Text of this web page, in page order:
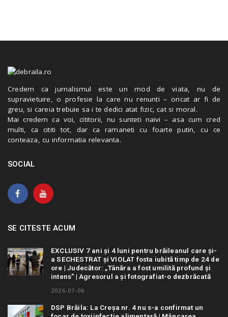
Credem ca jurnalismul este un mod de viata, nu de
supravietuire, o profesie la care nu renunti – oricat ar fi de
greu, si careia trebuie sa i te dedici atat fizic, cat si moral.
Mai credem ca voi, cititorii, nu sunteti naivi – asa cum cred
multi, ca cititi tot, dar ca ramaneti cu foarte putin, cu ce
conteaza, cu informatia relevanta.
SOCIAL
SE CITESTE ACUM
EXCLUSIV 7 ani și 4 luni pentru brăileanul care și-
a SECHESTRAT și VIOLAT fosta iubită timp de 24 de
ore | Judecător: „Tânăra a fost umilită profund și
intens” | Agresorul a și fotografiat-o dezbrăcată
2026-07-06
DSP Brăila: La Creșa nr. 4 nu s-a confirmat un